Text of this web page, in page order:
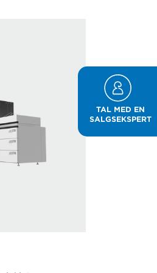
TAL MED EN
SALGSEKSPERT